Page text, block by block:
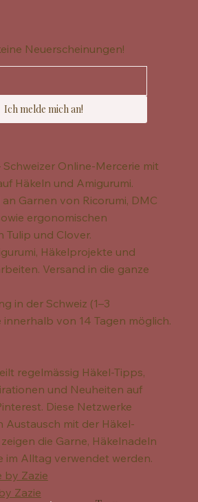
Neuerscheinungen!
Ich melde mich an!
Schweizer Online-Mercerie mit
Häkeln und Amigurumi.
Garnen von Ricorumi, DMC
ergonomischen
Tulip und Clover.
Häkelprojekte und
Versand in die ganze
in der Schweiz (1–3
innerhalb von 14 Tagen möglich.
regelmässig Häkel-Tipps,
und Neuheiten auf
Diese Netzwerke
Austausch mit der Häkel-
die Garne, Häkelnadeln
im Alltag verwendet werden.
by Zazie
Zazie